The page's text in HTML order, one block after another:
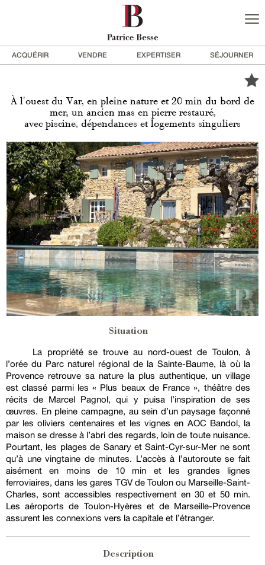
ACQUÉRIR VENDRE EXPERTISER SÉJOURNER
À l'ouest du Var, en pleine nature et 20 min du bord de
mer, un ancien mas en pierre restauré,
avec piscine, dépendances et logements singuliers
Situation
La propriété se trouve au nord-ouest de Toulon, à
l’orée du Parc naturel régional de la Sainte-Baume, là où la
Provence retrouve sa nature la plus authentique, un village
est classé parmi les « Plus beaux de France », théâtre des
récits de Marcel Pagnol, qui y puisa l’inspiration de ses
œuvres. En pleine campagne, au sein d’un paysage façonné
par les oliviers centenaires et les vignes en AOC Bandol, la
maison se dresse à l’abri des regards, loin de toute nuisance.
Pourtant, les plages de Sanary et Saint-Cyr-sur-Mer ne sont
qu’à une vingtaine de minutes. L’accès à l’autoroute se fait
aisément en moins de 10 min et les grandes lignes
ferroviaires, dans les gares TGV de Toulon ou Marseille-Saint-
Charles, sont accessibles respectivement en 30 et 50 min.
Les aéroports de Toulon-Hyères et de Marseille-Provence
assurent les connexions vers la capitale et l’étranger.
Description